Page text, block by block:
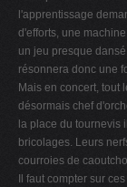
l'apprentissage
d'efforts, une
un jeu presque dansé,
résonnera donc une
Mais en concert, tout
désormais chef
la place du tournevis
bricolages. Leurs
courroies de
Il faut compter sur ces